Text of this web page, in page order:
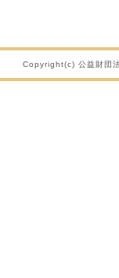
Copyright(c) 公益財団